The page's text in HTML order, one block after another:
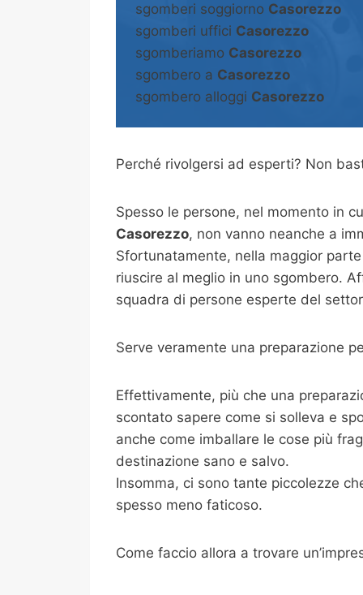
sgomberi soggiorno Casorezzo
sgomberi uffici Casorezzo
sgomberiamo Casorezzo
sgombero a Casorezzo
sgombero alloggi Casorezzo
Perché rivolgersi ad esperti? Non
Spesso le persone, nel momento in
Casorezzo, non vanno neanche a
Sfortunatamente, nella maggior
riuscire al meglio in uno sgombero.
squadra di persone esperte del
Serve veramente una preparazione
Effettivamente, più che una
scontato sapere come si solleva e
anche come imballare le cose più
destinazione sano e salvo.
Insomma, ci sono tante piccolezze
spesso meno faticoso.
Come faccio allora a trovare